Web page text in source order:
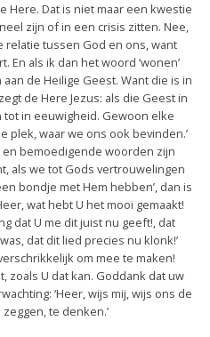
Here. Dat is niet maar een kwestie
zijn of in een crisis zitten. Nee,
relatie tussen God en ons, want
En als ik dan het woord ‘wonen’
de Heilige Geest. Want die is in
de Here Jezus: als die Geest in
tot in eeuwigheid. Gewoon elke
plek, waar we ons ook bevinden.’
bemoedigende woorden zijn
als we tot Gods vertrouwelingen
bondje met Hem hebben’, dan is
wat hebt U het mooi gemaakt!
dat U me dit juist nu geeft!, dat
dat dit lied precies nu klonk!’
om mee te maken!
zoals U dat kan. Goddank dat uw
‘Heer, wijs mij, wijs ons de
te denken.’